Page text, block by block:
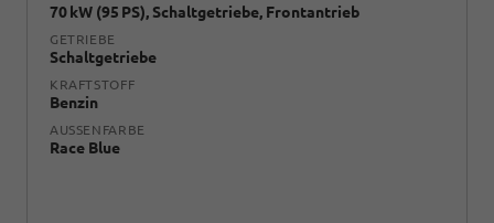
70 kW (95 PS), Schaltgetriebe, Frontantrieb
GETRIEBE
Schaltgetriebe
KRAFTSTOFF
Benzin
AUSSENFARBE
Race Blue